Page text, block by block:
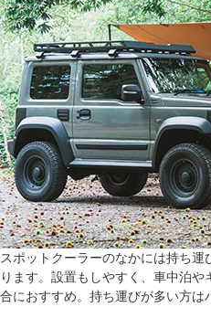
スポットクーラーのなかには持ち
ります。設置もしやすく、車中泊
合におすすめ。持ち運びが多い方は